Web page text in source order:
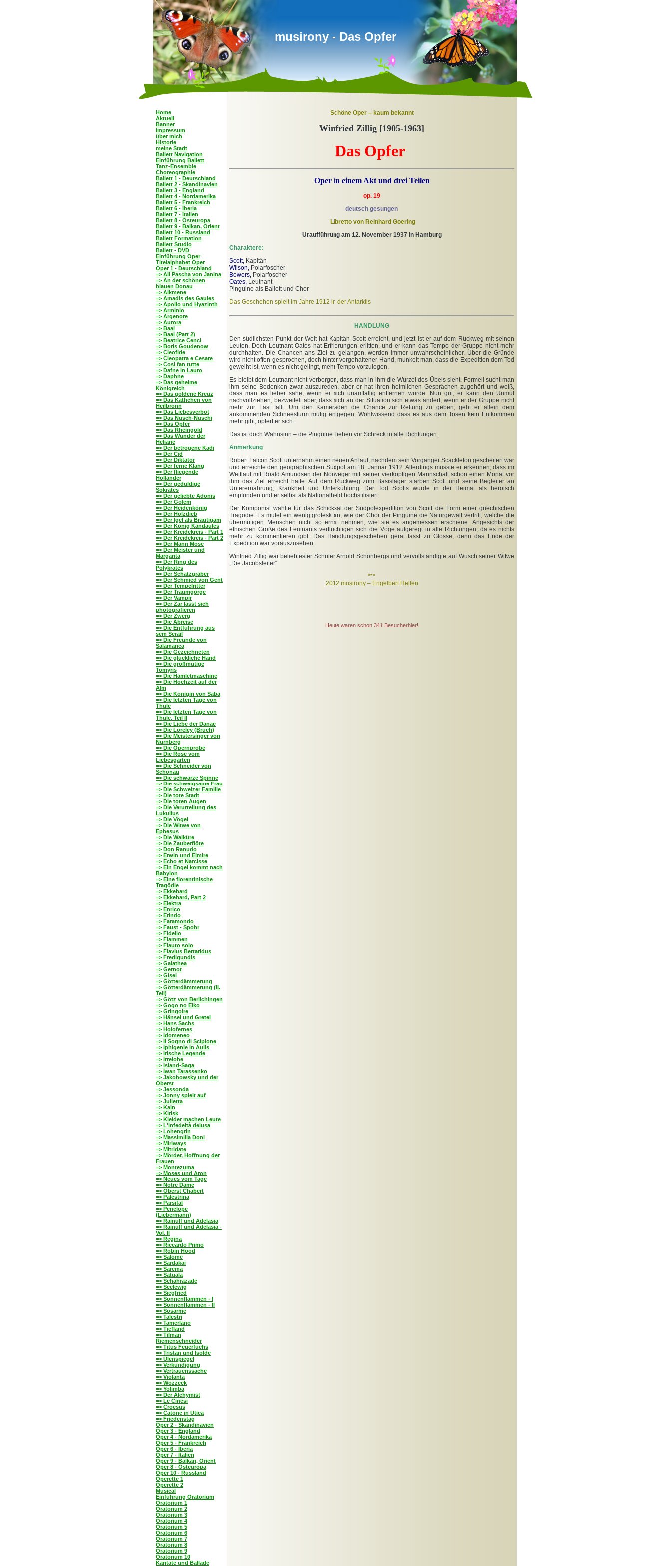
musirony - Das Opfer
Home
Aktuell
Banner
Impressum
über mich
Historie
meine Stadt
Ballett Navigation
Einführung Ballett
Tanz-Ensemble
Choreographie
Ballett 1 - Deutschland
Ballett 2 - Skandinavien
Ballett 3 - England
Ballett 4 - Nordamerika
Ballett 5 - Frankreich
Ballett 6 - Iberia
Ballett 7 - Italien
Ballett 8 - Osteuropa
Ballett 9 - Balkan, Orient
Ballett 10 - Russland
Ballett Formation
Ballett Studio
Ballett - DVD
Einführung Oper
Titelalphabet Oper
Oper 1 - Deutschland
=> Ali Pascha von Janina
=> An der schönen
blauen Donau
=> Alkmene
=> Amadis des Gaules
=> Apollo und Hyazinth
=> Arminio
=> Argenore
=> Aurora
=> Baal
=> Baal (Part 2)
=> Beatrice Cenci
=> Boris Goudenow
=> Cleofide
=> Cleopatra e Cesare
=> Cosi fan tutte
=> Dafne in Lauro
=> Daphne
=> Das geheime
Königreich
=> Das goldene Kreuz
=> Das Käthchen von
Heilbronn
=> Das Liebesverbot
=> Das Nusch-Nuschi
=> Das Opfer
=> Das Rheingold
=> Das Wunder der
Heliane
=> Der betrogene Kadi
=> Der Cid
=> Der Diktator
=> Der ferne Klang
=> Der fliegende
Holländer
=> Der geduldige
Sokrates
=> Der geliebte Adonis
=> Der Golem
=> Der Heidenkönig
=> Der Holzdieb
=> Der Igel als Bräutigam
=> Der König Kandaules
=> Der Kreidekreis - Part 1
=> Der Kreidekreis - Part 2
=> Der Mann Mose
=> Der Meister und
Margarita
=> Der Ring des
Polykrates
=> Der Schatzgräber
=> Der Schmied von Gent
=> Der Tempelritter
=> Der Traumgörge
=> Der Vampir
=> Der Zar lässt sich
photografieren
=> Der Zwerg
=> Die Abreise
=> Die Entführung aus
sem Serail
=> Die Freunde von
Salamanca
=> Die Gezeichneten
=> Die glückliche Hand
=> Die großmütige
Tomyris
=> Die Hamletmaschine
=> Die Hochzeit auf der
Alm
=> Die Königin von Saba
=> Die letzten Tage von
Thule
=> Die letzten Tage von
Thule, Teil II
=> Die Liebe der Danae
=> Die Loreley (Bruch)
=> Die Meistersinger von
Nürnberg
=> Die Opernprobe
=> Die Rose vom
Liebesgarten
=> Die Schneider von
Schönau
=> Die schwarze Spinne
=> Die schweigsame Frau
=> Die Schweizer Familie
=> Die tote Stadt
=> Die toten Augen
=> Die Verurteilung des
Lukullus
=> Die Vögel
=> Die Witwe von
Ephesus
=> Die Walküre
=> Die Zauberflöte
=> Don Ranudo
=> Erwin und Elmire
=> Echo et Narcisse
=> Ein Engel kommt nach
Babylon
=> Eine florentinische
Tragödie
=> Ekkehard
=> Ekkehard, Part 2
=> Elektra
=> Enrico
=> Erindo
=> Faramondo
=> Faust - Spohr
=> Fidelio
=> Flammen
=> Flauto solo
=> Flavius Bertaridus
=> Fredigundis
=> Galathea
=> Gernot
=> Gisei
=> Götterdämmerung
=> Götterdämmerung (II.
Teil)
=> Götz von Berlichingen
=> Gogo no Eiko
=> Gringoire
=> Hänsel und Gretel
=> Hans Sachs
=> Holofernes
=> Idomeneo
=> Il Sogno di Scipione
=> Iphigenie in Aulis
=> Irische Legende
=> Irrelohe
=> Island-Saga
=> Iwan Tarassenko
=> Jakobowsky und der
Oberst
=> Jessonda
=> Jonny spielt auf
=> Julietta
=> Kain
=> Kirisk
=> Kleider machen Leute
=> L'infedeltà delusa
=> Lohengrin
=> Massimilla Doni
=> Miriways
=> Mitridate
=> Mörder, Hoffnung der
Frauen
=> Montezuma
=> Moses und Aron
=> Neues vom Tage
=> Notre Dame
=> Oberst Chabert
=> Palestrina
=> Parsifal
=> Penelope
(Liebermann)
=> Rainulf und Adelasia
=> Rainulf und Adelasia -
Vol. II
=> Regina
=> Riccardo Primo
=> Robin Hood
=> Salome
=> Sardakai
=> Sarema
=> Satuala
=> Schahrazade
=> Seelewig
=> Siegfried
=> Sonnenflammen - I
=> Sonnenflammen - II
=> Sosarme
=> Talestri
=> Tamerlano
=> Tiefland
=> Tilman
Riemenschneider
=> Titus Feuerfuchs
=> Tristan und Isolde
=> Ulenspiegel
=> Verkündigung
=> Vertrauenssache
=> Violanta
=> Wozzeck
=> Yolimba
=> Der Alchymist
=> Le Cinesi
=> Croesus
=> Catone in Utica
=> Friedenstag
Oper 2 - Skandinavien
Oper 3 - England
Oper 4 - Nordamerika
Oper 5 - Frankreich
Oper 6 - Iberia
Oper 7 - Italien
Oper 9 - Balkan, Orient
Oper 8 - Osteuropa
Oper 10 - Russland
Operette 1
Operette 2
Musical
Einführung Oratorium
Oratorium 1
Oratorium 2
Oratorium 3
Oratorium 4
Oratorium 5
Oratorium 6
Oratorium 7
Oratorium 8
Oratorium 9
Oratorium 10
Kantate und Ballade
Schöne Oper – kaum bekannt
Winfried Zillig [1905-1963]
Das Opfer
Oper in einem Akt und drei Teilen
op. 19
deutsch gesungen
Libretto von Reinhard Goering
Uraufführung am 12. November 1937 in Hamburg
Charaktere:
Scott, Kapitän
Wilson, Polarfoscher
Bowers, Polarfoscher
Oates, Leutnant
Pinguine als Ballett und Chor
Das Geschehen spielt im Jahre 1912 in der Antarktis
HANDLUNG
Den südlichsten Punkt der Welt hat Kapitän Scott erreicht, und jetzt ist er auf dem Rückweg mit seinen
Leuten. Doch Leutnant Oates hat Erfrierungen erlitten, und er kann das Tempo der Gruppe nicht mehr
durchhalten. Die Chancen ans Ziel zu gelangen, werden immer unwahrscheinlicher. Über die Gründe
wird nicht offen gesprochen, doch hinter vorgehaltener Hand, munkelt man, dass die Expedition dem Tod
geweiht ist, wenn es nicht gelingt, mehr Tempo vorzulegen.
Es bleibt dem Leutnant nicht verborgen, dass man in ihm die Wurzel des Übels sieht. Formell sucht man
ihm seine Bedenken zwar auszureden, aber er hat ihren heimlichen Gesprächen zugehört und weiß,
dass man es lieber sähe, wenn er sich unauffällig entfernen würde. Nun gut, er kann den Unmut
nachvollziehen, bezweifelt aber, dass sich an der Situation sich etwas ändert, wenn er der Gruppe nicht
mehr zur Last fällt. Um den Kameraden die Chance zur Rettung zu geben, geht er allein dem
ankommenden Schneesturm mutig entgegen. Wohlwissend dass es aus dem Tosen kein Entkommen
mehr gibt, opfert er sich.
Das ist doch Wahnsinn – die Pinguine fliehen vor Schreck in alle Richtungen.
Anmerkung
Robert Falcon Scott unternahm einen neuen Anlauf, nachdem sein Vorgänger Scackleton gescheitert war
und erreichte den geographischen Südpol am 18. Januar 1912. Allerdings musste er erkennen, dass im
Wettlauf mit Roald Amundsen der Norweger mit seiner vierköpfigen Mannschaft schon einen Monat vor
ihm das Ziel erreicht hatte. Auf dem Rückweg zum Basislager starben Scott und seine Begleiter an
Unterernährung, Krankheit und Unterkühlung. Der Tod Scotts wurde in der Heimat als heroisch
empfunden und er selbst als Nationalheld hochstilisiert.
Der Komponist wählte für das Schicksal der Südpolexpedition von Scott die Form einer griechischen
Tragödie. Es mutet ein wenig grotesk an, wie der Chor der Pinguine die Naturgewalt vertritt, welche die
übermütigen Menschen nicht so ernst nehmen, wie sie es angemessen erschiene. Angesichts der
ethischen Größe des Leutnants verflüchtigen sich die Vöge aufgeregt in alle Richtungen, da es nichts
mehr zu kommentieren gibt. Das Handlungsgeschehen gerät fasst zu Glosse, denn das Ende der
Expedition war vorauszusehen.
Winfried Zillig war beliebtester Schüler Arnold Schönbergs und vervollständigte auf Wusch seiner Witwe
„Die Jacobsleiter“
***
2012 musirony – Engelbert Hellen
Heute waren schon 341 Besucherhier!